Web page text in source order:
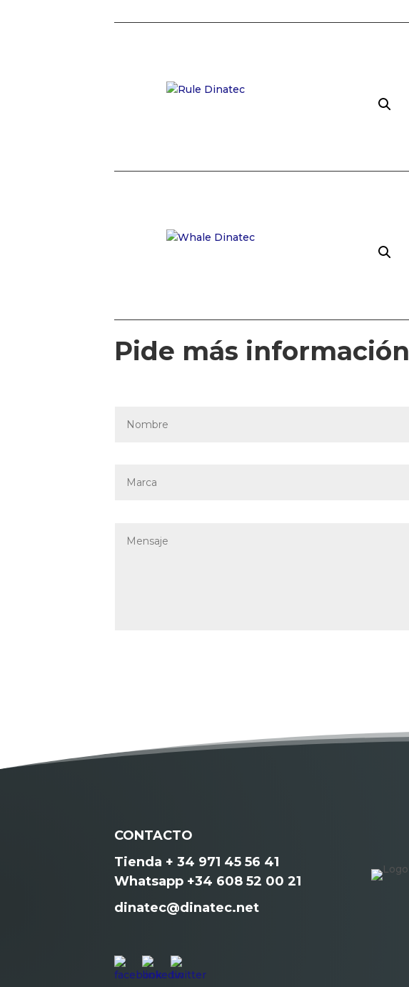
Pide más información
CONTACTO
Tienda + 34 971 45 56 41
Whatsapp +34 608 52 00 21
dinatec@dinatec.net